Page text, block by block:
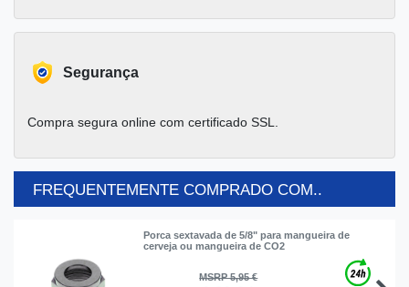
Segurança
Compra segura online com certificado SSL.
FREQUENTEMENTE COMPRADO COM..
Porca sextavada de 5/8" para mangueira de
cerveja ou mangueira de CO2
MSRP 5,95 €